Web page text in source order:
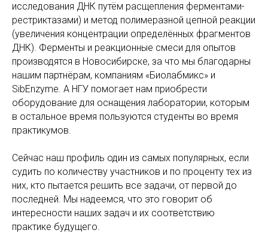
исследования ДНК путём расщепления ферментами-
рестриктазами) и метод полимеразной цепной реакции
(увеличения концентрации определённых фрагментов
ДНК). Ферменты и реакционные смеси для опытов
производятся в Новосибирске, за что мы благодарны
нашим партнёрам, компаниям «Биолабмикс» и
SibEnzyme. А НГУ помогает нам приобрести
оборудование для оснащения лаборатории, которым
в остальное время пользуются студенты во время
практикумов.
Сейчас наш профиль один из самых популярных, если
судить по количеству участников и по проценту тех из
них, кто пытается решить все задачи, от первой до
последней. Мы надеемся, что это говорит об
интересности наших задач и их соответствию
практике будущего.